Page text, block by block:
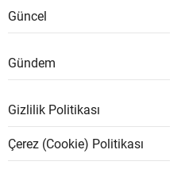
Güncel
Gündem
Gizlilik Politikası
Çerez (Cookie) Politikası